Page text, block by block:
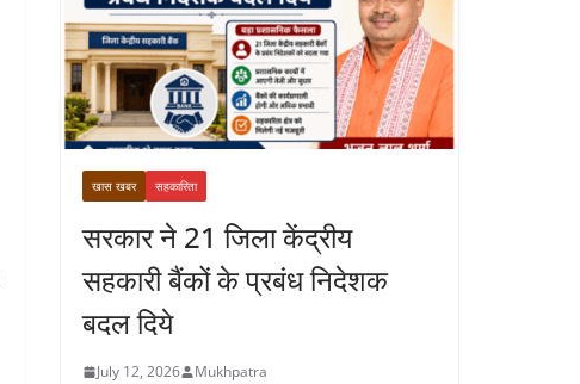
खास खबर सहकारिता
सरकार ने 21 जिला केंद्रीय
सहकारी बैंकों के प्रबंध निदेशक
बदल दिये
July 12, 2026 Mukhpatra